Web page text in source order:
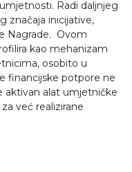
Radi daljnjeg
značaja inicijative,
Nagrade. Ovom
kao mehanizam
osobito u
financijske potpore ne
aktivan alat umjetničke
već realizirane